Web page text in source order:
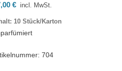
€ incl. MwSt.
10 Stück/Karton
704